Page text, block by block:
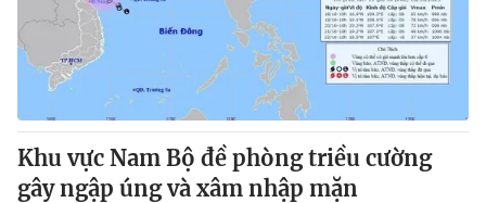
Khu vực Nam Bộ đề phòng triều cường
gây ngập úng và xâm nhập mặn